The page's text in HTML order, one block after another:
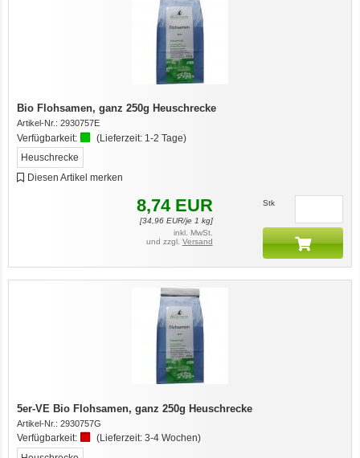
Bio Flohsamen, ganz 250g Heuschrecke
Artikel-Nr.: 2930757E
Verfügbarkeit: (Lieferzeit: 1-2 Tage)
Heuschrecke
Diesen Artikel merken
8,74 EUR
[34,96EUR/je 1 kg]
inkl. MwSt.
und zzgl. Versand
Stk
5er-VE Bio Flohsamen, ganz 250g Heuschrecke
Artikel-Nr.: 2930757G
Verfügbarkeit: (Lieferzeit:3-4 Wochen)